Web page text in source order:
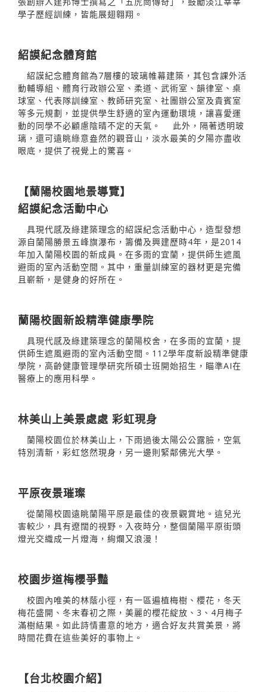
學子歷經訓練，皆能展翅翱翔。
紹謨紀念體育館
紹謨紀念體育館為7層樓的玻璃帷幕建築，其包含課外活
動輔導組、體育行政辦公室、柔道、武術室、韻律室、桌
球室、代表隊訓練室、教師研究室、社團辦公室及貴賓室
等多元規劃，並提供學生舒適的室內運動環境，讓喜愛運
動的同學不必顧慮陰晴不定的天氣。 此外，隔著透明玻
璃，還可遠眺綠意盎然的觀音山，淡水最美的夕陽亦盡收
眼底，提供了視覺上的驚喜。
【蘭陽校園地景導覽】
紹謨紀念活動中心
具現代感及綠建築理念的紹謨紀念活動中心，造型發想
源自蘭陽勝景五峰旗瀑布，籌備及興建歷時4年，是2014
年加入蘭陽校園的新成員。在多雨的宜蘭，提供師生遮風
避雨的室內活動空間。其中，重量訓練室的器材更是完備
且嶄新，是健身的好所在。
蘭陽校園新設精準健康學院
具現代感及綠建築理念的蘭陽校舍，在多雨的宜蘭，提
供師生遮風避雨的室內活動空間。112學年度新設精準健康
學院，高齡健康管理學研究所碩士班開始招生，瞄準AI在
醫療上的應用科學。
林美山上美景處處 彩虹現身
蘭陽校園位於林美山上，下雨過後太陽公公露臉，空氣
特別清新，彩虹悠然現身，另一邊則緊鄰佛光大學。
平原夜景璀璨
從蘭陽校園遠眺蘭陽平原是最佳的夜景觀賞地。這兒光
害較少，具有遼闊的視野。入夜時分，整個蘭陽平原街頭
燈光交織成一片燈海，絢爛又浪漫！
校園步道梅櫻爭豔
校園內唯美的林蔭小徑，有一區遍植梅樹、櫻花，冬天
梅花盛開、冬末春初之際，美麗的櫻花綻放、3、4月梅子
滿樹結果。如此詩情畫意的地方，適合好友共賞美景，將
時間花費在這些美好的事物上。
【台北校園介紹】